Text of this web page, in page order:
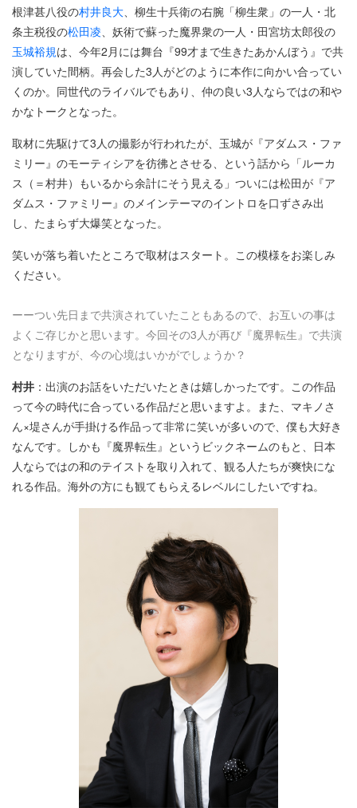
根津甚八役の村井良大 、柳生十兵衛の右腕「柳生衆」の一人・北
条主税役の松田凌 、妖術で蘇った魔界衆の一人・田宮坊太郎役の
玉城裕規は、今年2月には舞台『99才まで生きたあかんぼう』で共
演していた間柄。再会した3人がどのように本作に向かい合ってい
くのか。同世代のライバルでもあり、仲の良い3人ならではの和や
かなトークとなった。
取材に先駆けて3人の撮影が行われたが、玉城が『アダムス・ファ
ミリー』のモーティシアを彷彿とさせる、という話から「ルーカ
ス（＝村井）もいるから余計にそう見える」ついには松田が『ア
ダムス・ファミリー』のメインテーマのイントロを口ずさみ出
し、たまらず大爆笑となった。
笑いが落ち着いたところで取材はスタート。この模様をお楽しみ
ください。
ーーつい先日まで共演されていたこともあるので、お互いの事は
よくご存じかと思います。今回その3人が再び『魔界転生』で共演
となりますが、今の心境はいかがでしょうか？
村井 ：出演のお話をいただいたときは嬉しかったです。この作品
って今の時代に合っている作品だと思いますよ。また、マキノさ
ん×堤さんが手掛ける作品って非常に笑いが多いので、僕も大好き
なんです。しかも『魔界転生』というビックネームのもと、日本
人ならではの和のテイストを取り入れて、観る人たちが爽快にな
れる作品。海外の方にも観てもらえるレベルにしたいですね。